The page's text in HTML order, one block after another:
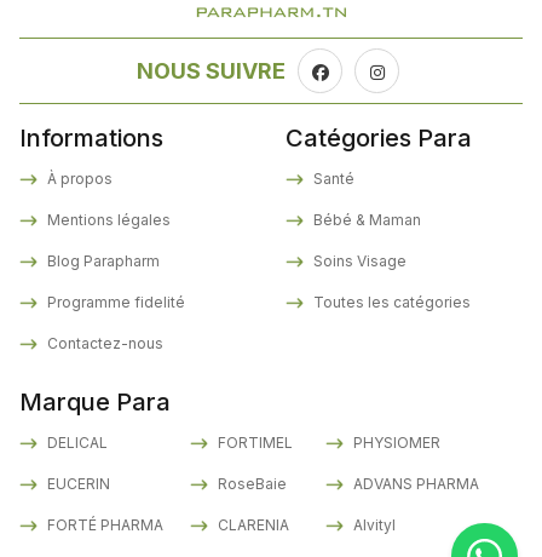
NOUS SUIVRE
Informations
À propos
Mentions légales
Blog Parapharm
Programme fidelité
Contactez-nous
Marque Para
DELICAL
EUCERIN
FORTÉ PHARMA
FORTIMEL
RoseBaie
CLARENIA
PHYSIOMER
ADVANS PHARMA
Alvityl
Catégories Para
Santé
Bébé & Maman
Soins Visage
Toutes les catégories